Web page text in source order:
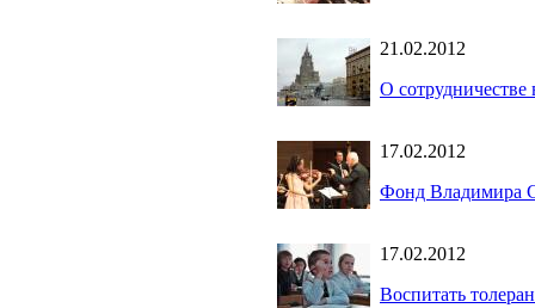
21.02.2012
О сотрудничестве
17.02.2012
Фонд Владимира
17.02.2012
Воспитать